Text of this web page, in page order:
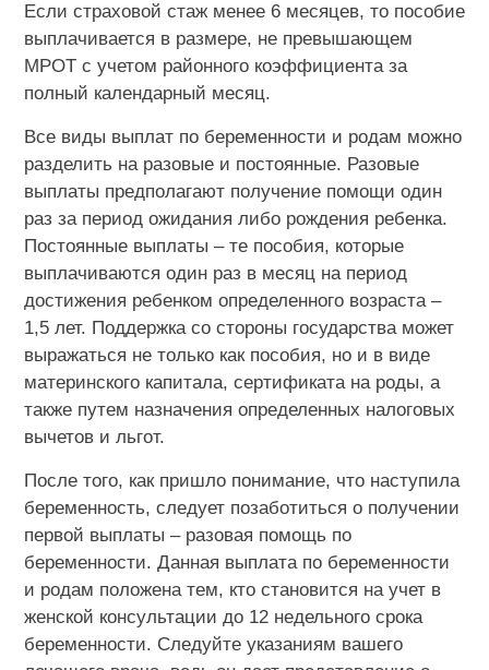
Если страховой стаж менее 6 месяцев, то пособие
выплачивается в размере, не превышающем
МРОТ с учетом районного коэффициента за
полный календарный месяц.
Все виды выплат по беременности и родам можно
разделить на разовые и постоянные. Разовые
выплаты предполагают получение помощи один
раз за период ожидания либо рождения ребенка.
Постоянные выплаты – те пособия, которые
выплачиваются один раз в месяц на период
достижения ребенком определенного возраста –
1,5 лет. Поддержка со стороны государства может
выражаться не только как пособия, но и в виде
материнского капитала, сертификата на роды, а
также путем назначения определенных налоговых
вычетов и льгот.
После того, как пришло понимание, что наступила
беременность, следует позаботиться о получении
первой выплаты – разовая помощь по
беременности. Данная выплата по беременности
и родам положена тем, кто становится на учет в
женской консультации до 12 недельного срока
беременности. Следуйте указаниям вашего